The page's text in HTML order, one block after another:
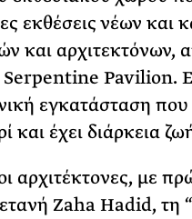
εκθέσεις νέων και
και αρχιτεκτόνων,
Pavilion.
εγκατάσταση
και έχει διάρκεια
αρχιτέκτονες, με
Zaha Hadid, τη